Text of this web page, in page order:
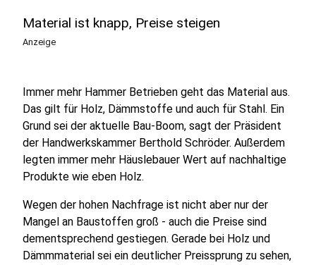
Material ist knapp, Preise steigen
Anzeige
Immer mehr Hammer Betrieben geht das Material aus.
Das gilt für Holz, Dämmstoffe und auch für Stahl. Ein
Grund sei der aktuelle Bau-Boom, sagt der Präsident
der Handwerkskammer Berthold Schröder. Außerdem
legten immer mehr Häuslebauer Wert auf nachhaltige
Produkte wie eben Holz.
Wegen der hohen Nachfrage ist nicht aber nur der
Mangel an Baustoffen groß - auch die Preise sind
dementsprechend gestiegen. Gerade bei Holz und
Dämmmaterial sei ein deutlicher Preissprung zu sehen,